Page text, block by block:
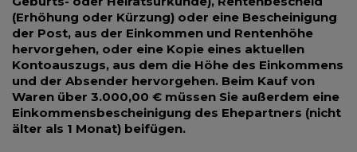
(Erhöhung oder Kürzung) oder eine Bescheinigung
der Post, aus der Einkommen und Rentenhöhe
hervorgehen, oder eine Kopie eines aktuellen
Kontoauszugs, aus dem die Höhe des Einkommens
und der Absender hervorgehen. Beim Kauf von
Waren über 3.000,00 € müssen Sie außerdem eine
Einkommensbescheinigung des Ehepartners (nicht
älter als 1 Monat) beifügen.